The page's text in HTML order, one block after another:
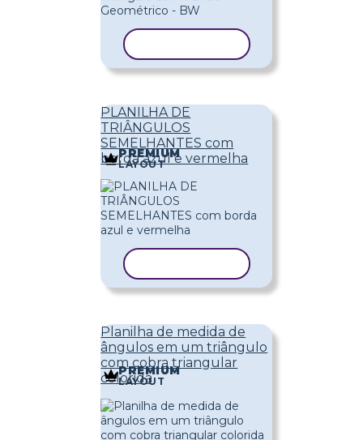
PLANILHA DE
TRIÂNGULOS
SEMELHANTES com
borda azul e vermelha
PREMIUM
LAYOUT
Planilha de medida de
ângulos em um triângulo
com cobra triangular
colorida
PREMIUM
LAYOUT